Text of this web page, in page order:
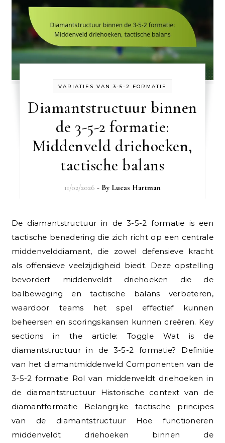
VARIATIES VAN 3-5-2 FORMATIE
Diamantstructuur binnen
de 3-5-2 formatie:
Middenveld driehoeken,
tactische balans
11/02/2026 - By Lucas Hartman
De diamantstructuur in de 3-5-2 formatie is een
tactische benadering die zich richt op een centrale
middenvelddiamant, die zowel defensieve kracht
als offensieve veelzijdigheid biedt. Deze opstelling
bevordert middenveldt driehoeken die de
balbeweging en tactische balans verbeteren,
waardoor teams het spel effectief kunnen
beheersen en scoringskansen kunnen creëren. Key
sections in the article: Toggle Wat is de
diamantstructuur in de 3-5-2 formatie? Definitie
van het diamantmiddenveld Componenten van de
3-5-2 formatie Rol van middenveldt driehoeken in
de diamantstructuur Historische context van de
diamantformatie Belangrijke tactische principes
van de diamantstructuur Hoe functioneren
middenveldt driehoeken binnen de